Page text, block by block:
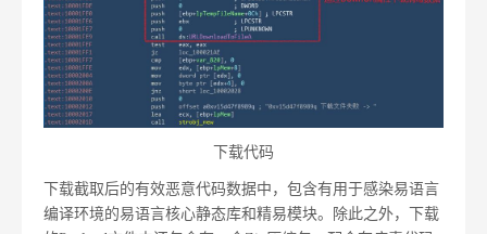
下载代码
下载截取后的有效恶意代码数据中，包含有用于感染易语言
编译环境的易语言核心静态库和精易模块。除此之外，下载